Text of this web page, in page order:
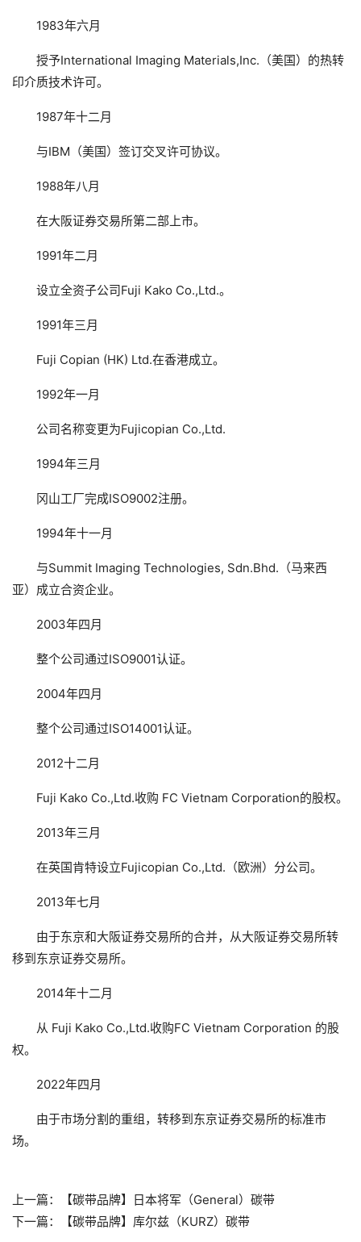
1983年六月
授予International Imaging Materials,Inc.（美国）的热转
印介质技术许可。
1987年十二月
与IBM（美国）签订交叉许可协议。
1988年八月
在大阪证券交易所第二部上市。
1991年二月
设立全资子公司Fuji Kako Co.,Ltd.。
1991年三月
Fuji Copian (HK) Ltd.在香港成立。
1992年一月
公司名称变更为Fujicopian Co.,Ltd.
1994年三月
冈山工厂完成ISO9002注册。
1994年十一月
与Summit Imaging Technologies, Sdn.Bhd.（马来西
亚）成立合资企业。
2003年四月
整个公司通过ISO9001认证。
2004年四月
整个公司通过ISO14001认证。
2012十二月
Fuji Kako Co.,Ltd.收购 FC Vietnam Corporation的股权。
2013年三月
在英国肯特设立Fujicopian Co.,Ltd.（欧洲）分公司。
2013年七月
由于东京和大阪证券交易所的合并，从大阪证券交易所转
移到东京证券交易所。
2014年十二月
从 Fuji Kako Co.,Ltd.收购FC Vietnam Corporation 的股
权。
2022年四月
由于市场分割的重组，转移到东京证券交易所的标准市
场。
上一篇：
【碳带品牌】日本将军（General）碳带
下一篇：
【碳带品牌】库尔兹（KURZ）碳带